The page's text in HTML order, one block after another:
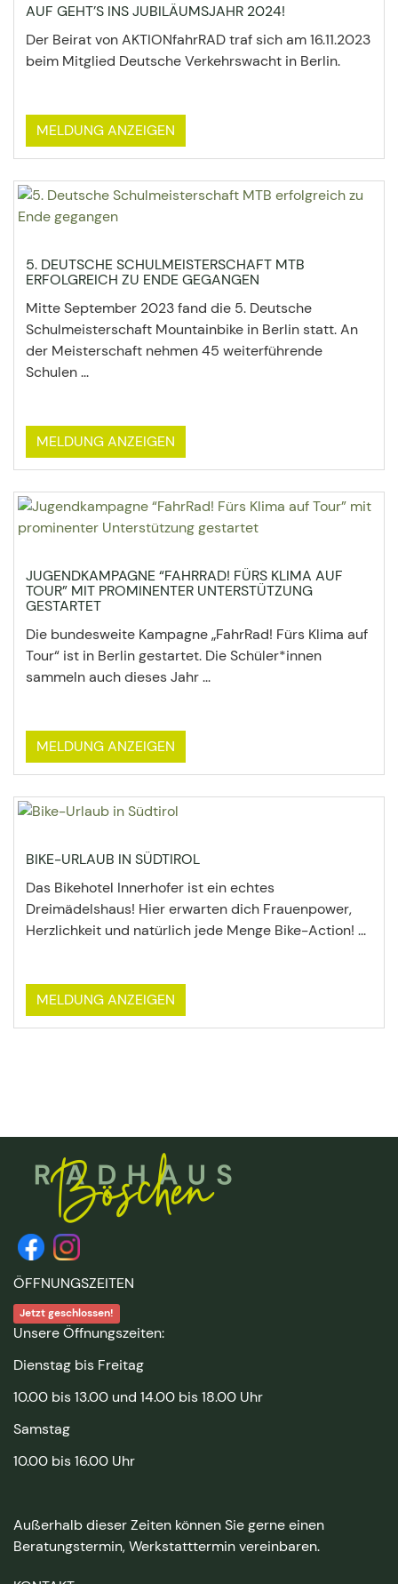
AUF GEHT’S INS JUBILÄUMSJAHR 2024!
Der Beirat von AKTIONfahrRAD traf sich am 16.11.2023
beim Mitglied Deutsche Verkehrswacht in Berlin.
MELDUNG ANZEIGEN
5. DEUTSCHE SCHULMEISTERSCHAFT MTB
ERFOLGREICH ZU ENDE GEGANGEN
Mitte September 2023 fand die 5. Deutsche
Schulmeisterschaft Mountainbike in Berlin statt. An
der Meisterschaft nehmen 45 weiterführende
Schulen ...
MELDUNG ANZEIGEN
JUGENDKAMPAGNE “FAHRRAD! FÜRS KLIMA AUF
TOUR” MIT PROMINENTER UNTERSTÜTZUNG
GESTARTET
Die bundesweite Kampagne „FahrRad! Fürs Klima auf
Tour“ ist in Berlin gestartet. Die Schüler*innen
sammeln auch dieses Jahr ...
MELDUNG ANZEIGEN
BIKE-URLAUB IN SÜDTIROL
Das Bikehotel Innerhofer ist ein echtes
Dreimädelshaus! Hier erwarten dich Frauenpower,
Herzlichkeit und natürlich jede Menge Bike-Action! ...
MELDUNG ANZEIGEN
ÖFFNUNGSZEITEN
Jetzt geschlossen!
Unsere Öffnungszeiten:
Dienstag bis Freitag
10.00 bis 13.00 und 14.00 bis 18.00 Uhr
Samstag
10.00 bis 16.00 Uhr
Außerhalb dieser Zeiten können Sie gerne einen
Beratungstermin, Werkstatttermin vereinbaren.